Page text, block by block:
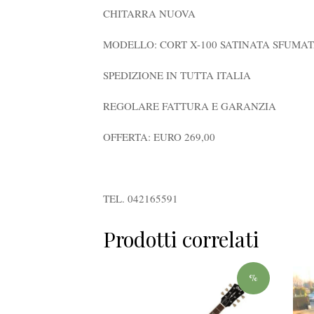
CHITARRA NUOVA
MODELLO: CORT X-100 SATINATA
SPEDIZIONE IN TUTTA ITALIA
REGOLARE FATTURA E GARANZIA
OFFERTA: EURO 269,00
TEL. 042165591
Prodotti correlati
%